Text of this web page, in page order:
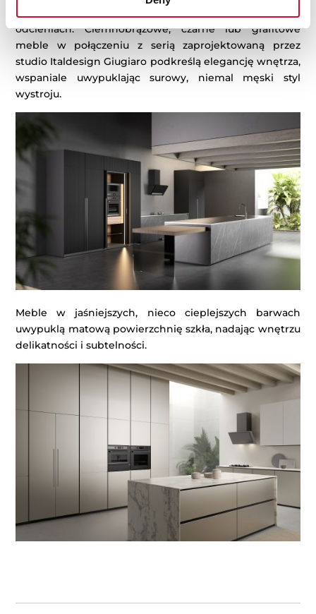
kuchni zarówno w jasnych, jak i ciemniejszych
odcieniach. Ciemnobrązowe, czarne lub grafitowe
meble w połączeniu z serią zaprojektowaną przez
studio Italdesign Giugiaro podkreślą elegancję wnętrza,
wspaniale uwypuklając surowy, niemal męski styl
wystroju.
Meble w jaśniejszych, nieco cieplejszych barwach
uwypuklą matową powierzchnię szkła, nadając wnętrzu
delikatności i subtelności.